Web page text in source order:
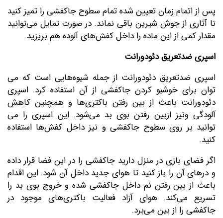
پس از اتمام زمان تعیین شده تمام سطوح جاکفشی را تمیز کنید
تا آثاری از جوش شیرین باقی نماند. در صورت تمایل می‌توانید
مقدار کمی از این ماده را داخل کفش‌های آلوده هم بریزید.
اسپری ضدتعریق دئودورانت
اسپری ضدتعریق دئودورانت از جمله شیوه‌هایی است که می
توان برای خوشبو کردن جاکفشی از آن استفاده کرد. اسپری
دئودورانت باعث از بین رفتن باکتری‌ها و همچنین کاهش
آلودگی ونیز ازبین رفتن بوی بد می‌شود. این اسپری را می
توانید بر روی سطوح جاکفشی و نیز داخل کفش‌ها استفاده
کنید.
اگر فضای بازی در منزل دارید جاکفشی را در این فضا قرار داده
و درهای آن را باز کنید تا هوای جدید داخل آن شود. این اقدام
باعث از بین رفتن نم داخل جاکفشی شده و خروج بوی بد را
تسریع می‌کند. هوای آزاد فعالیت باکتری‌های موجود در
جاکفشی را از بین می‌برد.